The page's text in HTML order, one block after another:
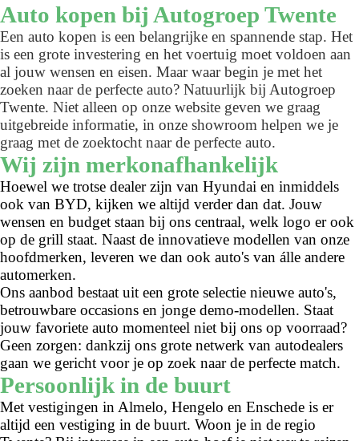
Auto kopen bij Autogroep Twente
Een auto kopen is een belangrijke en spannende stap. Het
is een grote investering en het voertuig moet voldoen aan
al jouw wensen en eisen. Maar waar begin je met het
zoeken naar de perfecte auto? Natuurlijk bij Autogroep
Twente. Niet alleen op onze website geven we graag
uitgebreide informatie, in onze showroom helpen we je
graag met de zoektocht naar de perfecte auto.
Wij zijn merkonafhankelijk
Hoewel we trotse dealer zijn van Hyundai en inmiddels
ook van BYD, kijken we altijd verder dan dat. Jouw
wensen en budget staan bij ons centraal, welk logo er ook
op de grill staat. Naast de innovatieve modellen van onze
hoofdmerken, leveren we dan ook auto's van álle andere
automerken.
Ons aanbod bestaat uit een grote selectie nieuwe auto's,
betrouwbare occasions en jonge demo-modellen. Staat
jouw favoriete auto momenteel niet bij ons op voorraad?
Geen zorgen: dankzij ons grote netwerk van autodealers
gaan we gericht voor je op zoek naar de perfecte match.
Persoonlijk in de buurt
Met vestigingen in Almelo, Hengelo en Enschede is er
altijd een vestiging in de buurt. Woon je in de regio